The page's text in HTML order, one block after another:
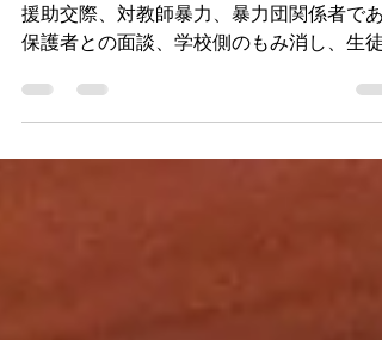
私はその学校で、いじめ、学級崩壊、放火
援助交際、対教師暴力、暴力団関係者であ
保護者との面談、学校側のもみ消し、生徒